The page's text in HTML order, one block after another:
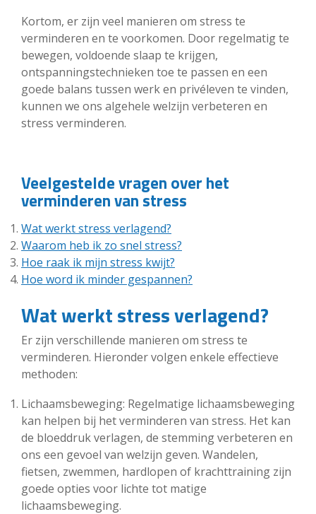
Kortom, er zijn veel manieren om stress te
verminderen en te voorkomen. Door regelmatig te
bewegen, voldoende slaap te krijgen,
ontspanningstechnieken toe te passen en een
goede balans tussen werk en privéleven te vinden,
kunnen we ons algehele welzijn verbeteren en
stress verminderen.
Veelgestelde vragen over het
verminderen van stress
Wat werkt stress verlagend?
Waarom heb ik zo snel stress?
Hoe raak ik mijn stress kwijt?
Hoe word ik minder gespannen?
Wat werkt stress verlagend?
Er zijn verschillende manieren om stress te
verminderen. Hieronder volgen enkele effectieve
methoden:
Lichaamsbeweging: Regelmatige lichaamsbeweging
kan helpen bij het verminderen van stress. Het kan
de bloeddruk verlagen, de stemming verbeteren en
ons een gevoel van welzijn geven. Wandelen,
fietsen, zwemmen, hardlopen of krachttraining zijn
goede opties voor lichte tot matige
lichaamsbeweging.